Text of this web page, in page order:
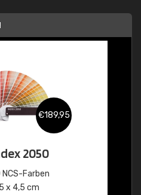
€189,95
2050
Farben
x 4,5 cm